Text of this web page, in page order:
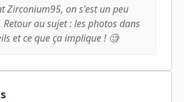
Zirconium95, on s'est un peu
Retour au sujet : les photos dans
et ce que ça implique ! 🧐